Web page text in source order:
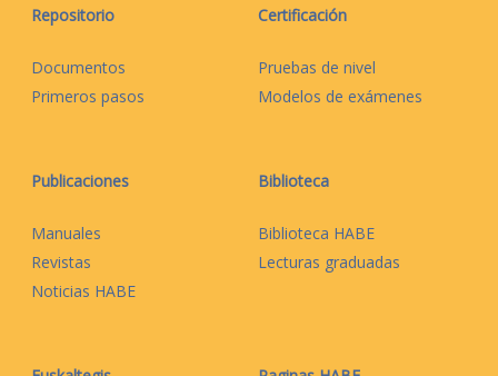
Repositorio
Documentos
Primeros pasos
Certificación
Pruebas de nivel
Modelos de exámenes
Publicaciones
Manuales
Revistas
Noticias HABE
Biblioteca
Biblioteca HABE
Lecturas graduadas